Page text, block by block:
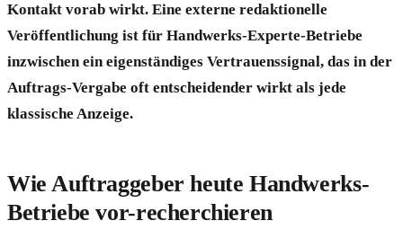
Kontakt vorab wirkt. Eine externe redaktionelle
Veröffentlichung ist für Handwerks-Experte-Betriebe
inzwischen ein eigenständiges Vertrauenssignal, das in der
Auftrags-Vergabe oft entscheidender wirkt als jede
klassische Anzeige.
Wie Auftraggeber heute Handwerks-
Betriebe vor-recherchieren